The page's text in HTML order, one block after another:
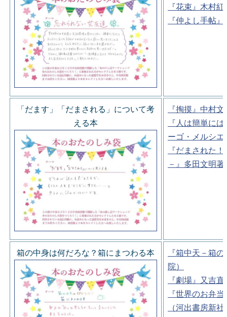
『花束』木村
『仲よし手帖
「だます」「だまされる」について考
える本
『掏摸』中村
『人は簡単に
ーゴ・メルシ
『だまされた
－』多田文明
箱の中身は何だろな？箱にまつわる本
『箱中天－箱
院）
『劇場』又吉
『世界のお弁
（河出書房新社